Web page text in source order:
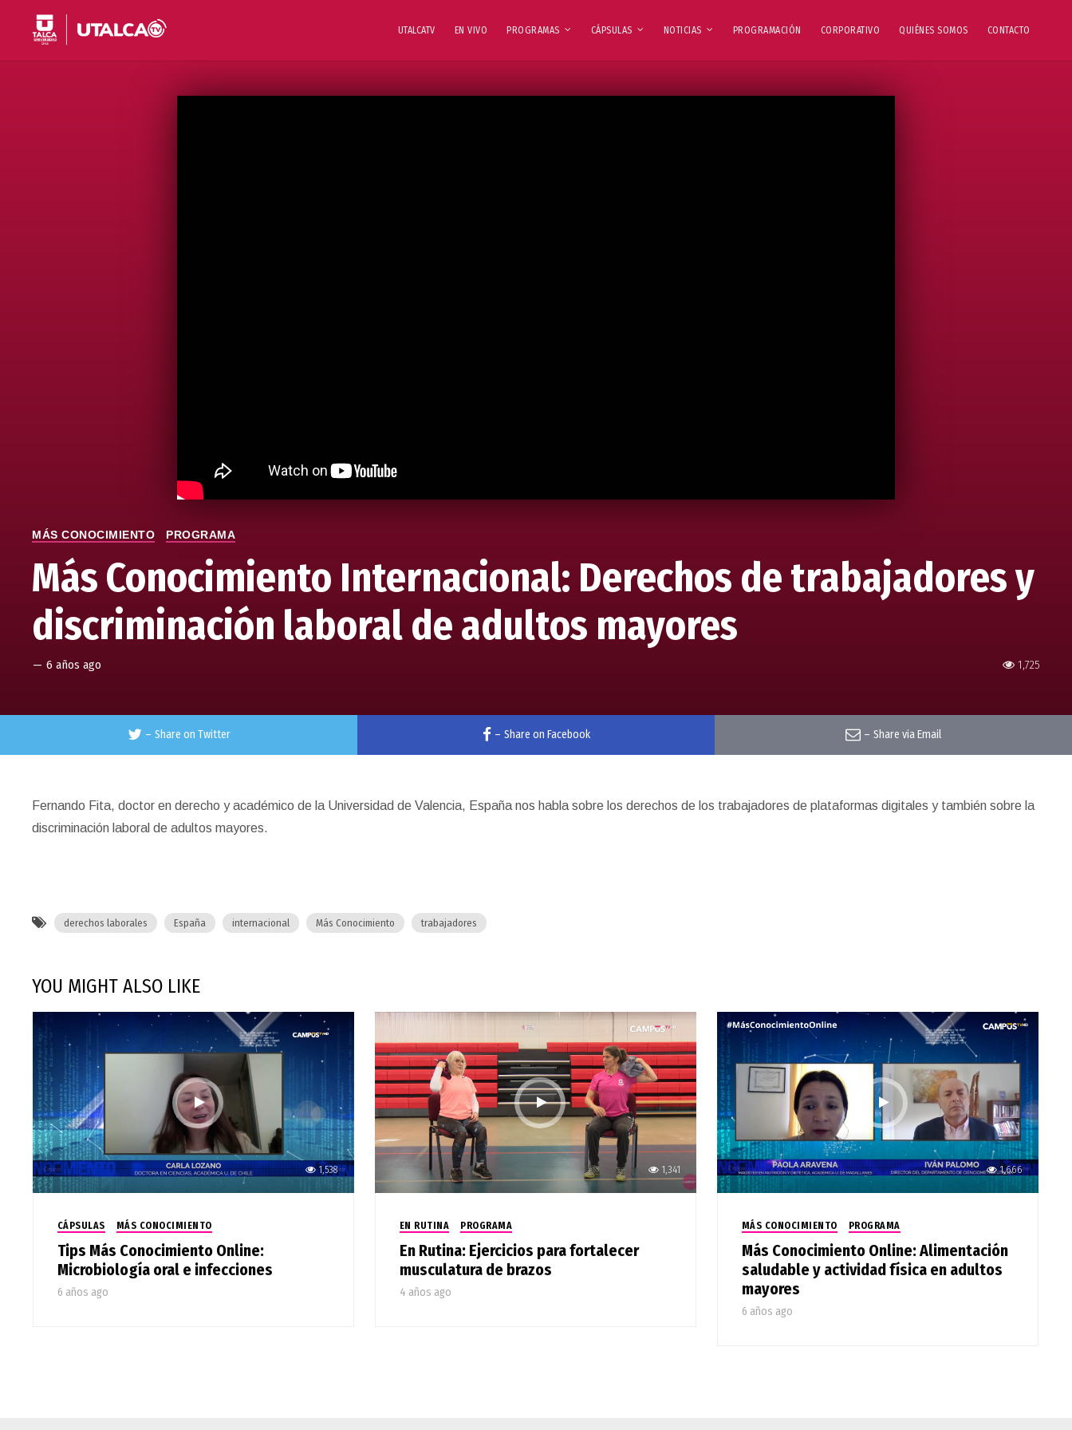
UTALCATV EN VIVO PROGRAMAS CÁPSULAS NOTICIAS PROGRAMACIÓN CORPORATIVO QUIÉNES SOMOS CONTACTO
1,725
MÁS CONOCIMIENTO PROGRAMA
Más Conocimiento Internacional: Derechos de trabajadores y
discriminación laboral de adultos mayores
— 6 años ago
– Share on Twitter – Share on Facebook – Share via Email
Fernando Fita, doctor en derecho y académico de la Universidad de Valencia, España nos habla sobre los derechos de los trabajadores de plataformas digitales y también sobre la
discriminación laboral de adultos mayores.
derechos laborales España internacional Más Conocimiento trabajadores
YOU MIGHT ALSO LIKE
1,538
CÁPSULAS MÁS CONOCIMIENTO
Tips Más Conocimiento Online:
Microbiología oral e infecciones
6 años ago
1,341
EN RUTINA PROGRAMA
En Rutina: Ejercicios para fortalecer
musculatura de brazos
4 años ago
1,666
MÁS CONOCIMIENTO PROGRAMA
Más Conocimiento Online: Alimentación
saludable y actividad física en adultos
mayores
6 años ago